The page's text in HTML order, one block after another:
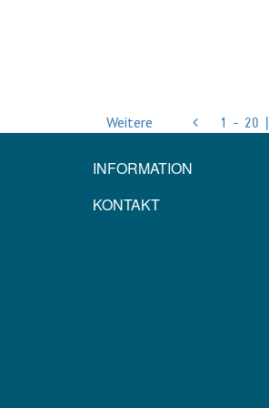
Weitere 1 - 20 |
INFORMATION
KONTAKT